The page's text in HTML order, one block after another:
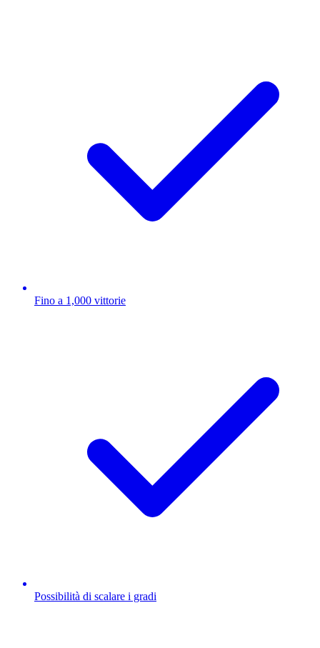
Fino a 1,000 vittorie
Possibilità di scalare i gradi